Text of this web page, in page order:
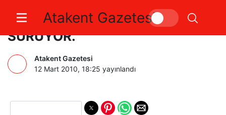
Atakent Gazetesi
TERMİK SANTRAL TEPKİSİ
SÜRÜYOR.
Atakent Gazetesi
12 Mart 2010, 18:25 yayınlandı